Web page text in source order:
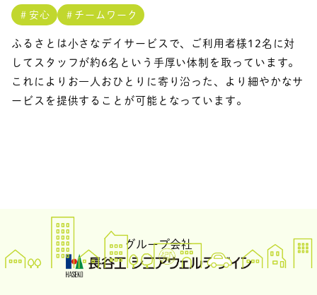
＃安心 ＃チームワーク
ふるさとは小さなデイサービスで、ご利用者様12名に対
してスタッフが約6名という手厚い体制を取っています。
これによりお一人おひとりに寄り沿った、より細やかなサ
ービスを提供することが可能となっています。
グループ会社